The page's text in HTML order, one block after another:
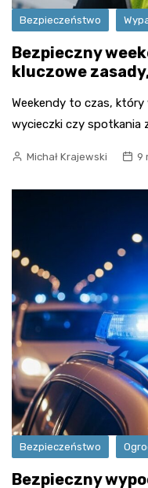
Bezpieczeństwo
Bezpieczny
kluczowe
Weekendy to czas, który
wycieczki czy spotkania
Michał Krajewski 9
Bezpieczeństwo
Bezpieczny